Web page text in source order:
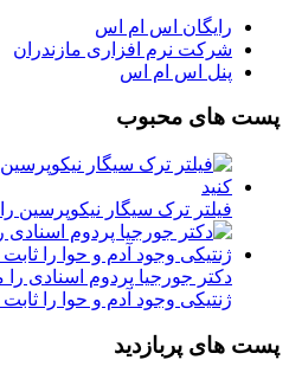
رایگان اس ام اس
شرکت نرم افزاری مازندران
پنل اس ام اس
پست های محبوب
فیلتر ترک سیگار نیکوپرسین
دکتر جورجیا پردوم اسنادی
ژنتیکی وجود آدم و حوا را ثابت
پست های پربازدید